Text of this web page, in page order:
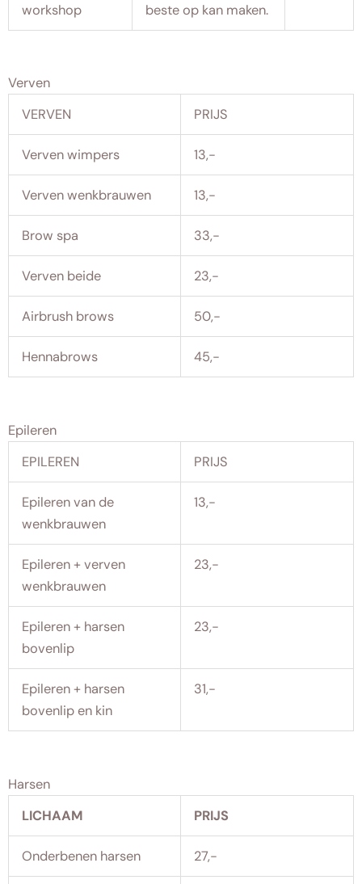
workshop
beste op kan maken.
Verven
VERVEN
PRIJS
Verven wimpers 13,-
Verven wenkbrauwen 13,-
Brow spa 33,-
Verven beide 23,-
Airbrush brows 50,-
Hennabrows 45,-
Epileren
EPILEREN
PRIJS
Epileren van de
wenkbrauwen
13,-
Epileren + verven
wenkbrauwen
23,-
Epileren + harsen
bovenlip
23,-
Epileren + harsen
bovenlip en kin
31,-
Harsen
LICHAAM
PRIJS
Onderbenen harsen 27,-